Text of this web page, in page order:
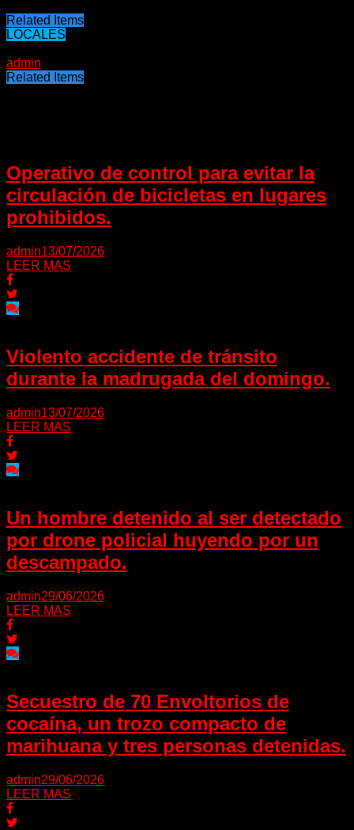
Related Items
LOCALES
admin
Related Items
Operativo de control para evitar la
circulación de bicicletas en lugares
prohibidos.
admin13/07/2026
LEER MAS
Violento accidente de tránsito
durante la madrugada del domingo.
admin13/07/2026
LEER MAS
Un hombre detenido al ser detectado
por drone policial huyendo por un
descampado.
admin29/06/2026
LEER MAS
Secuestro de 70 Envoltorios de
cocaína, un trozo compacto de
marihuana y tres personas detenidas.
admin29/06/2026
LEER MAS